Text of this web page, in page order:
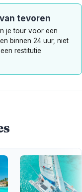
tevoren
je tour voor een
binnen 24 uur, niet
restitutie